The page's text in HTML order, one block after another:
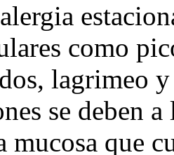
como
lagrimeo
se deben
mucosa que